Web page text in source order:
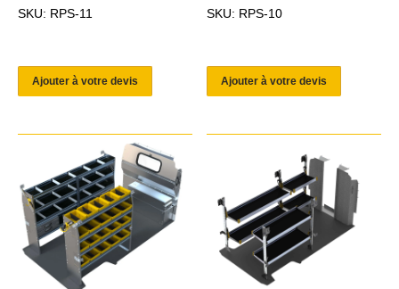
SKU: RPS-11
Ajouter à votre devis
SKU: RPS-10
Ajouter à votre devis